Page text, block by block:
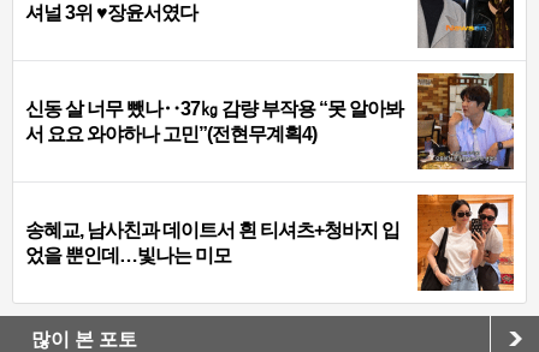
셔널 3위 ♥장윤서였다
신동 살 너무 뺐나‥37㎏ 감량 부작용 “못 알아봐
서 요요 와야하나 고민”(전현무계획4)
송혜교, 남사친과 데이트서 흰 티셔츠+청바지 입
었을 뿐인데…빛나는 미모
많이 본 포토